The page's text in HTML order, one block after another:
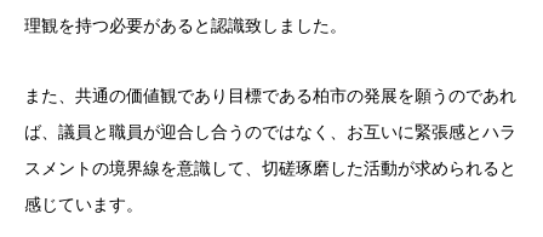
理観を持つ必要があると認識致しました。
また、共通の価値観であり目標である柏市の発展を願うのであれ
ば、議員と職員が迎合し合うのではなく、お互いに緊張感とハラ
スメントの境界線を意識して、切磋琢磨した活動が求められると
感じています。